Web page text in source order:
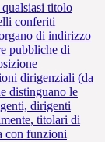
titolo
conferiti
di indirizzo
pubbliche di
dirigenziali (da
distinguano le
dirigenti
titolari di
con funzioni